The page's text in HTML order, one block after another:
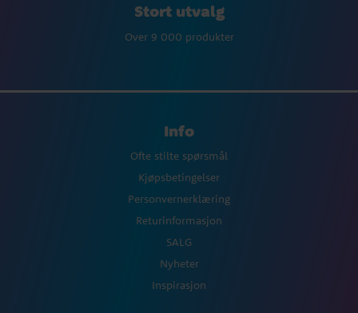
Stort utvalg
Over 9 000 produkter
Info
Ofte stilte spørsmål
Kjøpsbetingelser
Personvernerklæring
Returinformasjon
SALG
Nyheter
Inspirasjon